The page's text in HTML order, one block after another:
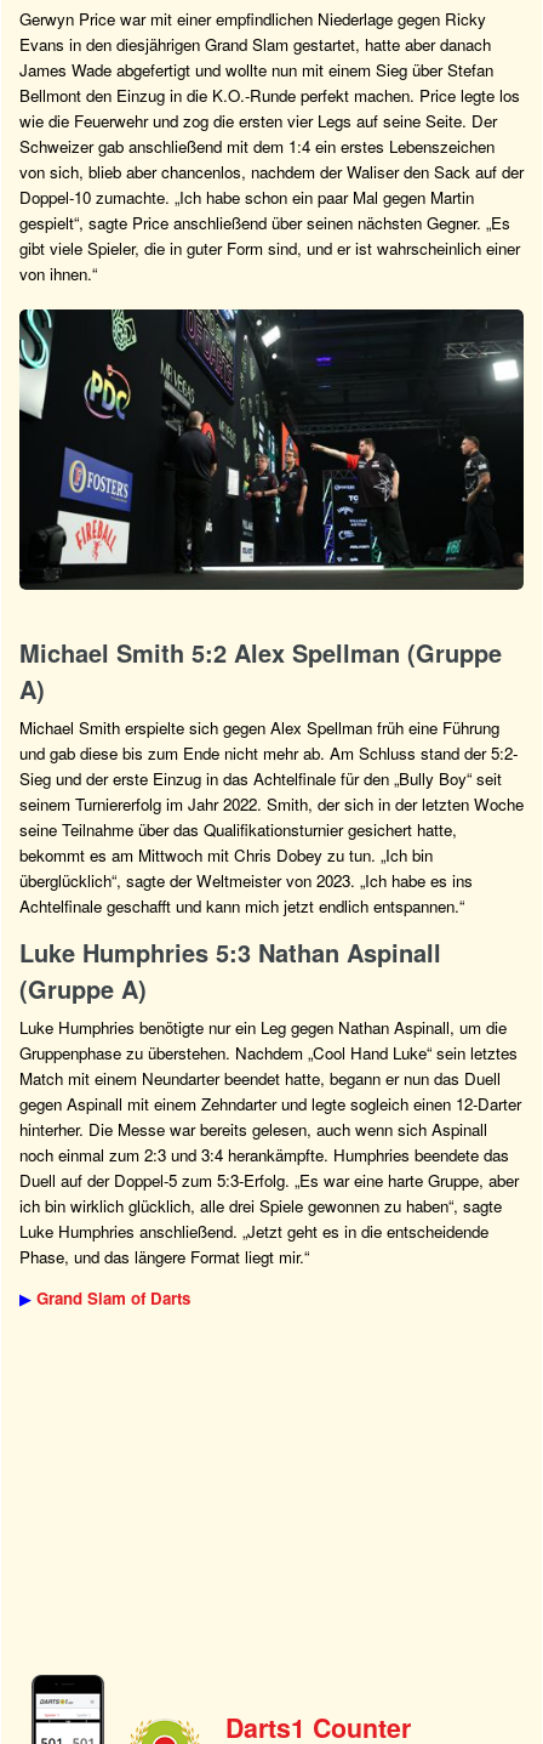
Gerwyn Price war mit einer empfindlichen Niederlage gegen Ricky
Evans in den diesjährigen Grand Slam gestartet, hatte aber danach
James Wade abgefertigt und wollte nun mit einem Sieg über Stefan
Bellmont den Einzug in die K.O.-Runde perfekt machen. Price legte los
wie die Feuerwehr und zog die ersten vier Legs auf seine Seite. Der
Schweizer gab anschließend mit dem 1:4 ein erstes Lebenszeichen
von sich, blieb aber chancenlos, nachdem der Waliser den Sack auf der
Doppel-10 zumachte. „Ich habe schon ein paar Mal gegen Martin
gespielt“, sagte Price anschließend über seinen nächsten Gegner. „Es
gibt viele Spieler, die in guter Form sind, und er ist wahrscheinlich einer
von ihnen.“
Michael Smith 5:2 Alex Spellman (Gruppe
A)
Michael Smith erspielte sich gegen Alex Spellman früh eine Führung
und gab diese bis zum Ende nicht mehr ab. Am Schluss stand der 5:2-
Sieg und der erste Einzug in das Achtelfinale für den „Bully Boy“ seit
seinem Turniererfolg im Jahr 2022. Smith, der sich in der letzten Woche
seine Teilnahme über das Qualifikationsturnier gesichert hatte,
bekommt es am Mittwoch mit Chris Dobey zu tun. „Ich bin
überglücklich“, sagte der Weltmeister von 2023. „Ich habe es ins
Achtelfinale geschafft und kann mich jetzt endlich entspannen.“
Luke Humphries 5:3 Nathan Aspinall
(Gruppe A)
Luke Humphries benötigte nur ein Leg gegen Nathan Aspinall, um die
Gruppenphase zu überstehen. Nachdem „Cool Hand Luke“ sein letztes
Match mit einem Neundarter beendet hatte, begann er nun das Duell
gegen Aspinall mit einem Zehndarter und legte sogleich einen 12-Darter
hinterher. Die Messe war bereits gelesen, auch wenn sich Aspinall
noch einmal zum 2:3 und 3:4 herankämpfte. Humphries beendete das
Duell auf der Doppel-5 zum 5:3-Erfolg. „Es war eine harte Gruppe, aber
ich bin wirklich glücklich, alle drei Spiele gewonnen zu haben“, sagte
Luke Humphries anschließend. „Jetzt geht es in die entscheidende
Phase, und das längere Format liegt mir.“
▶ Grand Slam of Darts
Darts1 Counter